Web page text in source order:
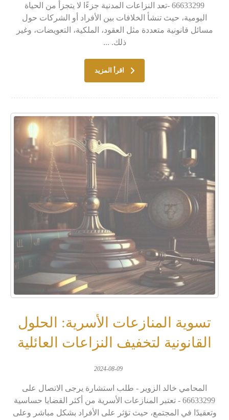
66633299 -تعد النزاعات المدنية جزءًا لا يتجزأ من الحياة
اليومية، حيث تنشأ الخلافات بين الأفراد أو الشركات حول
مسائل قانونية متعددة مثل العقود، الملكية، التعويضات، وغير
ذلك. ...
اقرأ المزيد
تسوية المنازعات الأسرية: الحلول
القانونية لتخفيف النزاعات العائلية
2024-08-09
المحامي خالد الزوير - طلب استشارة يرجى الاتصال على
66633299 - تعتبر المنازعات الأسرية من أكثر القضايا حساسية
وتعقيدًا في المجتمع، حيث تؤثر على الأفراد بشكل مباشر وعلى